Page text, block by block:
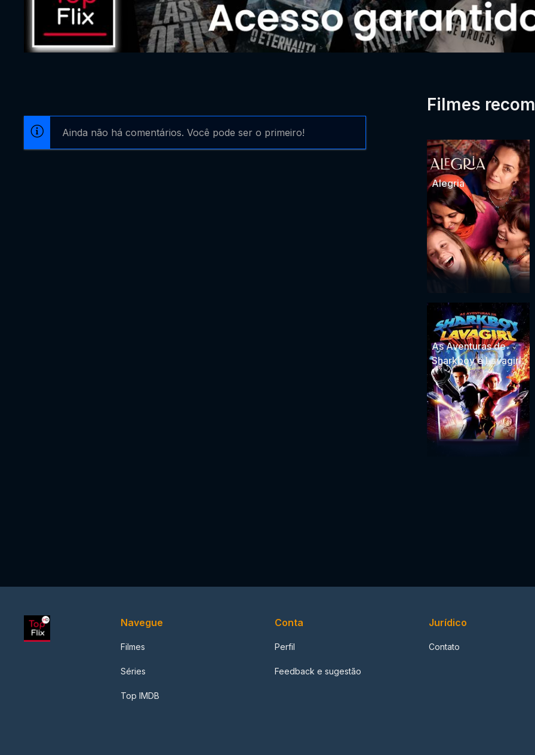
Ainda não há comentários. Você pode ser o primeiro!
Filmes
Alegria
As Aventuras de
Sharkboy e Lavagirl
Navegue
Filmes
Séries
Top IMDB
Conta
Perfil
Feedback e sugestão
Jurídico
Contato